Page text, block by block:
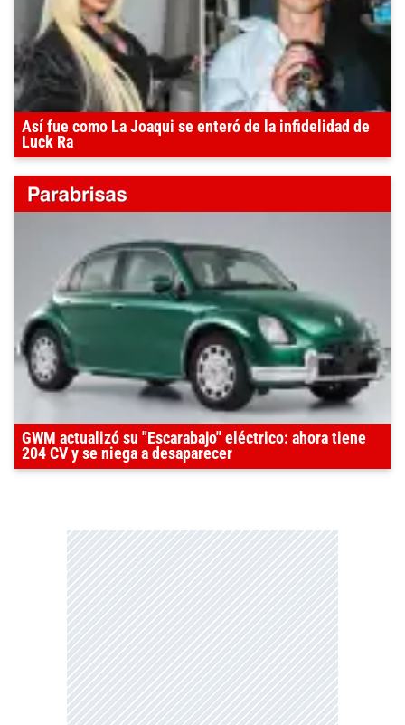
Así fue como La Joaqui se enteró de la infidelidad de
Luck Ra
GWM actualizó su "Escarabajo" eléctrico: ahora tiene
204 CV y se niega a desaparecer